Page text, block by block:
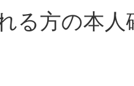
る方の本